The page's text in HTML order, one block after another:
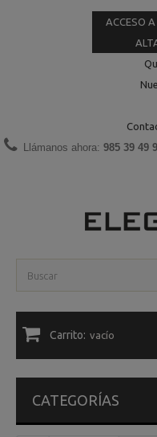
ACCESO
Llámanos ahora: 985 39 49
Carrito: vacío
CATEGORÍAS